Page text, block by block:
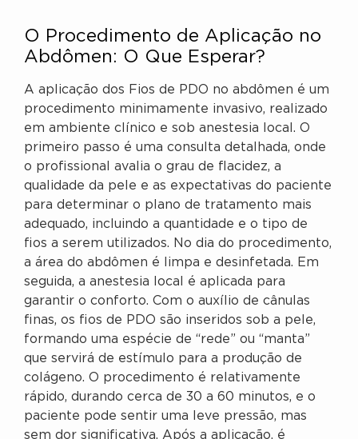
O Procedimento de Aplicação no
Abdômen: O Que Esperar?
A aplicação dos Fios de PDO no abdômen é um
procedimento minimamente invasivo, realizado
em ambiente clínico e sob anestesia local. O
primeiro passo é uma consulta detalhada, onde
o profissional avalia o grau de flacidez, a
qualidade da pele e as expectativas do paciente
para determinar o plano de tratamento mais
adequado, incluindo a quantidade e o tipo de
fios a serem utilizados. No dia do procedimento,
a área do abdômen é limpa e desinfetada. Em
seguida, a anestesia local é aplicada para
garantir o conforto. Com o auxílio de cânulas
finas, os fios de PDO são inseridos sob a pele,
formando uma espécie de “rede” ou “manta”
que servirá de estímulo para a produção de
colágeno. O procedimento é relativamente
rápido, durando cerca de 30 a 60 minutos, e o
paciente pode sentir uma leve pressão, mas
sem dor significativa. Após a aplicação, é